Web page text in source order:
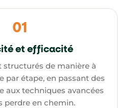
01
et efficacité
structurés de manière à
par étape, en passant des
aux techniques avancées
perdre en chemin.